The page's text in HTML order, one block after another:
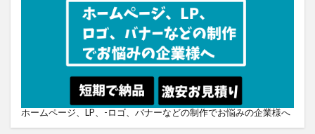
ホームページ、LP、-ロゴ、バナーなどの制作でお悩みの企業様へ